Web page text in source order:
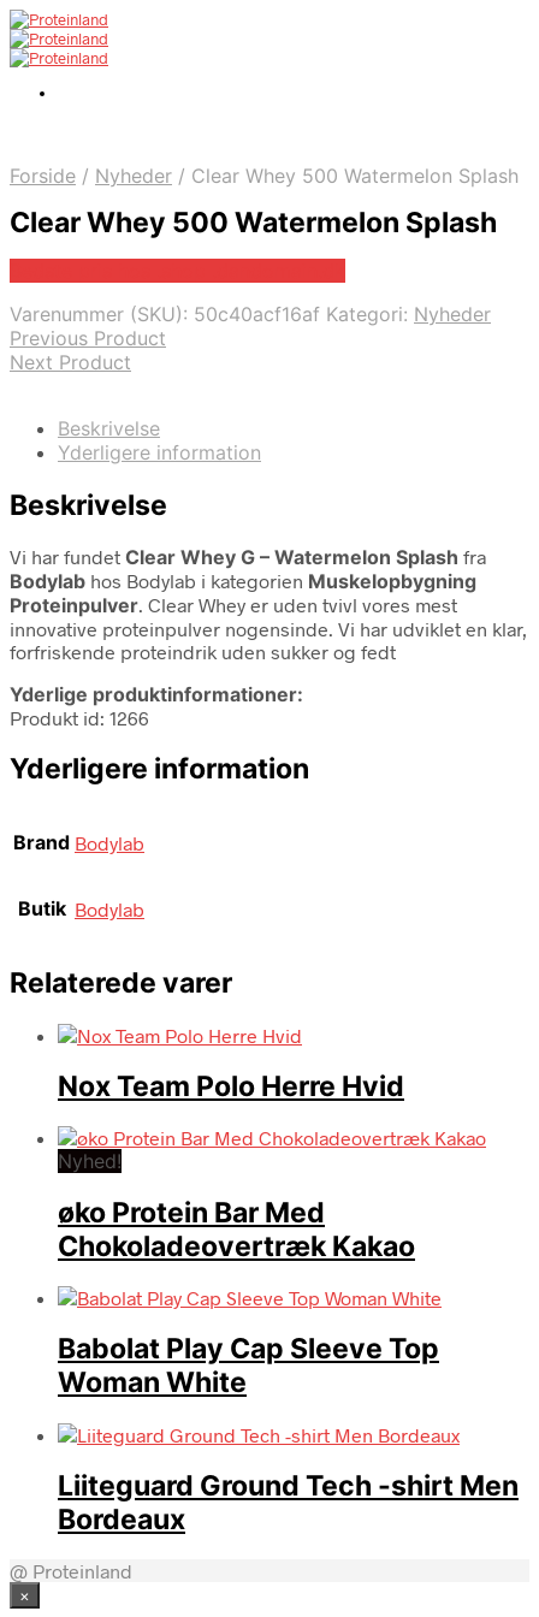
Forside / Nyheder / Clear Whey 500 Watermelon Splash
Clear Whey 500 Watermelon Splash
Varenummer (SKU): 50c40acf16af Kategori: Nyheder
Previous Product
Next Product
Beskrivelse
Yderligere information
Beskrivelse
Vi har fundet Clear Whey G – Watermelon Splash fra
Bodylab hos Bodylab i kategorien Muskelopbygning
Proteinpulver. Clear Whey er uden tvivl vores mest
innovative proteinpulver nogensinde. Vi har udviklet en klar,
forfriskende proteindrik uden sukker og fedt
Yderlige produktinformationer:
Produkt id: 1266
Yderligere information
Brand Bodylab
Butik Bodylab
Relaterede varer
Nox Team Polo Herre Hvid
Nyhed!
øko Protein Bar Med
Chokoladeovertræk Kakao
Babolat Play Cap Sleeve Top
Woman White
Liiteguard Ground Tech -shirt Men
Bordeaux
@ Proteinland
×